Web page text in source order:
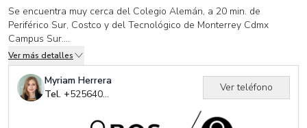
Se encuentra muy cerca del Colegio Alemán, a 20 min. de
Periférico Sur, Costco y del Tecnológico de Monterrey Cdmx
Campus Sur.
Cuanta con:
3 recámaras
2.5 baños
Jardín de 50 m2 aproximadamente
Ver más detalles
Myriam Herrera
Tel. +525640006338
Ver teléfono